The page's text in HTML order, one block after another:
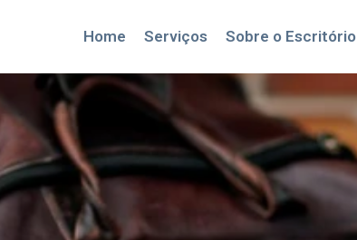
Home Serviços Sobre o Escritório